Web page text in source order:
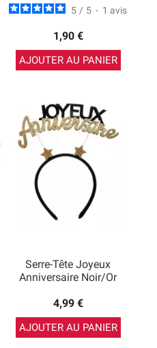
5 / 5 - 1 avis
1,90 €
AJOUTER AU PANIER
Serre-Tête Joyeux
Anniversaire Noir/or
4,99 €
AJOUTER AU PANIER